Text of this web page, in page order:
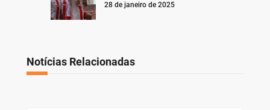
28 de janeiro de 2025
Notícias Relacionadas